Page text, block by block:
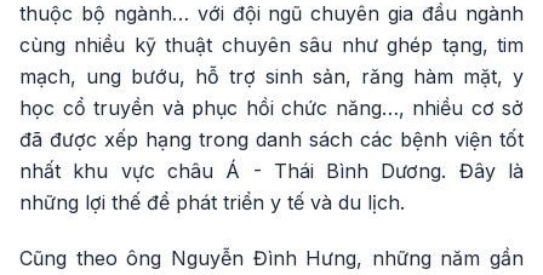
thuộc bộ ngành… với đội ngũ chuyên gia đầu ngành
cùng nhiều kỹ thuật chuyên sâu như ghép tạng, tim
mạch, ung bướu, hỗ trợ sinh sản, răng hàm mặt, y
học cổ truyền và phục hồi chức năng…, nhiều cơ sở
đã được xếp hạng trong danh sách các bệnh viện tốt
nhất khu vực châu Á - Thái Bình Dương. Đây là
những lợi thế để phát triển y tế và du lịch.
Cũng theo ông Nguyễn Đình Hưng, những năm gần